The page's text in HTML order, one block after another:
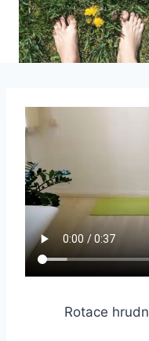
Přeskočit
obsah
Rotace